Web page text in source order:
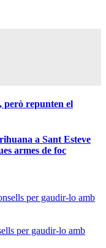
però repunten el
a Sant Esteve
armes de foc
per gaudir-lo amb